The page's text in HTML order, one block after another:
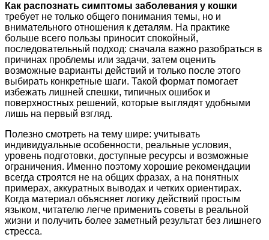
Как распознать симптомы заболевания у кошки
требует не только общего понимания темы, но и
внимательного отношения к деталям. На практике
больше всего пользы приносит спокойный,
последовательный подход: сначала важно разобраться в
причинах проблемы или задачи, затем оценить
возможные варианты действий и только после этого
выбирать конкретные шаги. Такой формат помогает
избежать лишней спешки, типичных ошибок и
поверхностных решений, которые выглядят удобными
лишь на первый взгляд.
Полезно смотреть на тему шире: учитывать
индивидуальные особенности, реальные условия,
уровень подготовки, доступные ресурсы и возможные
ограничения. Именно поэтому хорошие рекомендации
всегда строятся не на общих фразах, а на понятных
примерах, аккуратных выводах и четких ориентирах.
Когда материал объясняет логику действий простым
языком, читателю легче применить советы в реальной
жизни и получить более заметный результат без лишнего
стресса.